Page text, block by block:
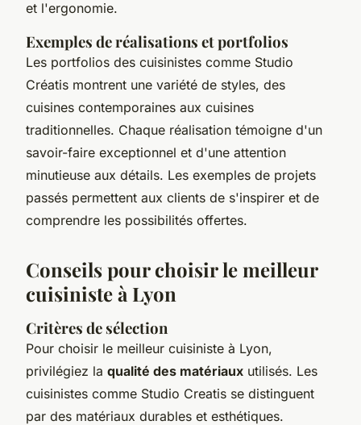
et l'ergonomie.
Exemples de réalisations et portfolios
Les portfolios des cuisinistes comme Studio
Créatis montrent une variété de styles, des
cuisines contemporaines aux cuisines
traditionnelles. Chaque réalisation témoigne d'un
savoir-faire exceptionnel et d'une attention
minutieuse aux détails. Les exemples de projets
passés permettent aux clients de s'inspirer et de
comprendre les possibilités offertes.
Conseils pour choisir le meilleur
cuisiniste à Lyon
Critères de sélection
Pour choisir le meilleur cuisiniste à Lyon,
privilégiez la qualité des matériaux utilisés. Les
cuisinistes comme Studio Creatis se distinguent
par des matériaux durables et esthétiques.